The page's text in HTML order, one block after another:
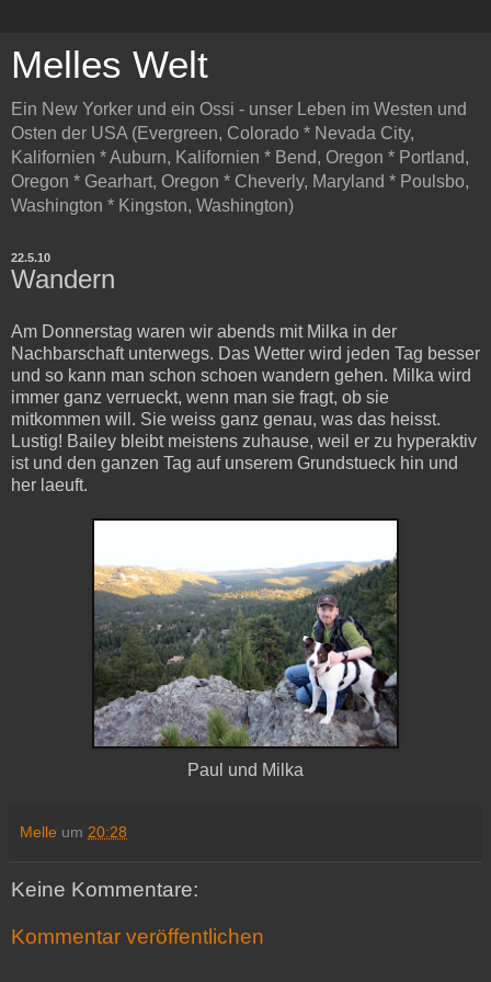
Melles Welt
Ein New Yorker und ein Ossi - unser Leben im Westen und
Osten der USA (Evergreen, Colorado * Nevada City,
Kalifornien * Auburn, Kalifornien * Bend, Oregon * Portland,
Oregon * Gearhart, Oregon * Cheverly, Maryland * Poulsbo,
Washington * Kingston, Washington)
22.5.10
Wandern
Am Donnerstag waren wir abends mit Milka in der
Nachbarschaft unterwegs. Das Wetter wird jeden Tag besser
und so kann man schon schoen wandern gehen. Milka wird
immer ganz verrueckt, wenn man sie fragt, ob sie
mitkommen will. Sie weiss ganz genau, was das heisst.
Lustig! Bailey bleibt meistens zuhause, weil er zu hyperaktiv
ist und den ganzen Tag auf unserem Grundstueck hin und
her laeuft.
Paul und Milka
Melle um 20:28
Keine Kommentare:
Kommentar veröffentlichen